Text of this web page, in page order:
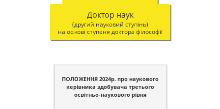
Доктор наук
(другий науковий ступінь)
на основі ступеня доктора філософії
ПОЛОЖЕННЯ 2024р. про наукового
керівника здобувача третього
освітньо-наукового рівня